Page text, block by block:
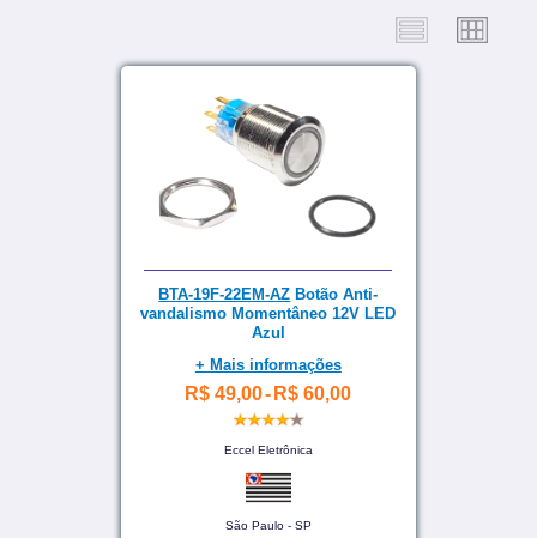
BTA-19F-22EM-AZ Botão Anti-
vandalismo Momentâneo 12V LED
Azul
+ Mais informações
R$ 49,00- R$ 60,00
Eccel Eletrônica
São Paulo - SP